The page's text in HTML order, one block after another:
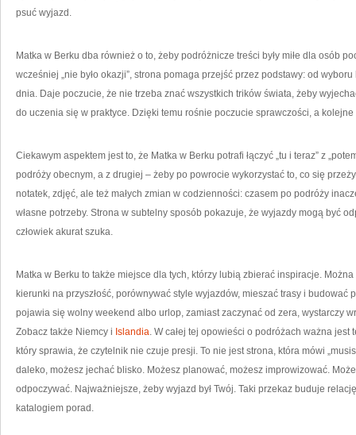
psuć wyjazd.
Matka w Berku dba również o to, żeby podróżnicze treści były miłe dla osób
wcześniej „nie było okazji”, strona pomaga przejść przez podstawy: od
dnia. Daje poczucie, że nie trzeba znać wszystkich trików świata, żeby
do uczenia się w praktyce. Dzięki temu rośnie poczucie sprawczości, a kolejne
Ciekawym aspektem jest to, że Matka w Berku potrafi łączyć „tu i teraz” z
podróży obecnym, a z drugiej – żeby po powrocie wykorzystać to, co się
notatek, zdjęć, ale też małych zmian w codzienności: czasem po podróży
własne potrzeby. Strona w subtelny sposób pokazuje, że wyjazdy mogą być
człowiek akurat szuka.
Matka w Berku to także miejsce dla tych, którzy lubią zbierać inspiracje. Można
kierunki na przyszłość, porównywać style wyjazdów, mieszać trasy i
pojawia się wolny weekend albo urlop, zamiast zaczynać od zera, wystarczy
Zobacz także Niemcy i Islandia. W całej tej opowieści o podróżach ważna
który sprawia, że czytelnik nie czuje presji. To nie jest strona, która mówi
daleko, możesz jechać blisko. Możesz planować, możesz improwizować.
odpoczywać. Najważniejsze, żeby wyjazd był Twój. Taki przekaz buduje
katalogiem porad.